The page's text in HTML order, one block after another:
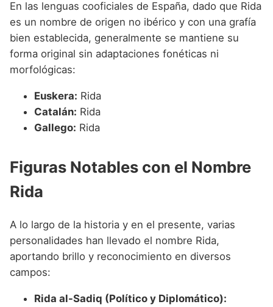
En las lenguas cooficiales de España, dado que Rida
es un nombre de origen no ibérico y con una grafía
bien establecida, generalmente se mantiene su
forma original sin adaptaciones fonéticas ni
morfológicas:
Euskera: Rida
Catalán: Rida
Gallego: Rida
Figuras Notables con el Nombre
Rida
A lo largo de la historia y en el presente, varias
personalidades han llevado el nombre Rida,
aportando brillo y reconocimiento en diversos
campos:
Rida al-Sadiq (Político y Diplomático):